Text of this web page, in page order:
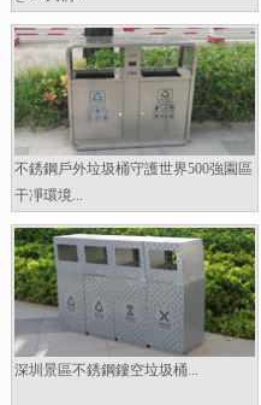
不銹鋼戶外垃圾桶守護世界500強園區
干凈環境...
深圳景區不銹鋼鏤空垃圾桶...